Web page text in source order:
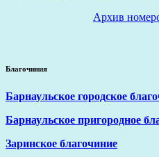
Архив
Благочиния
Барнаульское городское
Барнаульское пригородное
Заринское благочиние